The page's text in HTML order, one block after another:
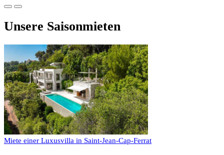
Unsere Saisonmieten
Miete einer Luxusvilla in Saint-Jean-Cap-Ferrat